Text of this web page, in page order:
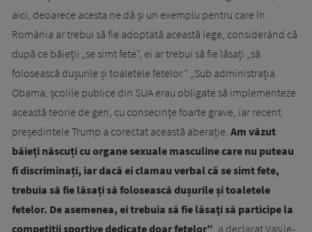
aici, deoarece acesta ne dă și un exemplu pentru care în
România ar trebui să fie adoptată această lege, considerând că
după ce băieții „se simt fete”, ei ar trebui să fie lăsați „să
folosească dușurile și toaletele fetelor.” „Sub administrația
Obama, școlile publice din SUA erau obligate să implementeze
această teorie de gen, cu consecințe foarte grave, iar recent
președintele Trump a corectat această aberație. Am văzut
băieți născuți cu organe sexuale masculine care nu puteau
fi discriminați, iar dacă ei clamau verbal că se simt fete,
trebuia să fie lăsați să folosească dușurile și toaletele
fetelor. De asemenea, ei trebuia să fie lăsaţi să participe la
competiţii sportive dedicate doar fetelor” , a declarat Vasile-